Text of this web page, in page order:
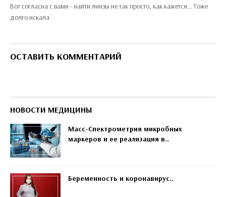
Вот согласна с вами - найти линзы не так просто, как кажется... Тоже
долго искала
ОСТАВИТЬ КОММЕНТАРИЙ
НОВОСТИ МЕДИЦИНЫ
Масс-Спектрометрия микробных
маркеров и ее реализация в..
Беременность и коронавирус..